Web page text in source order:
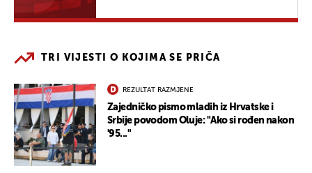
TRI VIJESTI O KOJIMA SE PRIČA
REZULTAT RAZMJENE
Zajedničko pismo mladih iz Hrvatske i
Srbije povodom Oluje: "Ako si rođen nakon
'95..."